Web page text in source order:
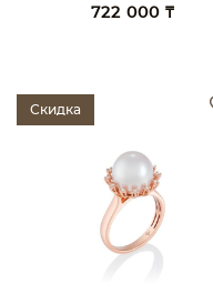
722 000 ₸
Скидка